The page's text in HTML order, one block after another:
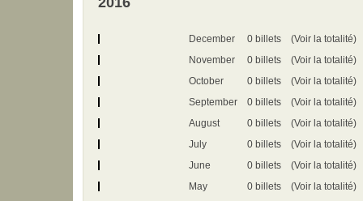
December 0 billets
(Voir la totalité)
November
0 billets
(Voir la totalité)
October
0 billets
(Voir la totalité)
September
0 billets
(Voir la totalité)
August
0 billets
(Voir la totalité)
July
0 billets
(Voir la totalité)
June
0 billets
(Voir la totalité)
May
0 billets
(Voir la totalité)